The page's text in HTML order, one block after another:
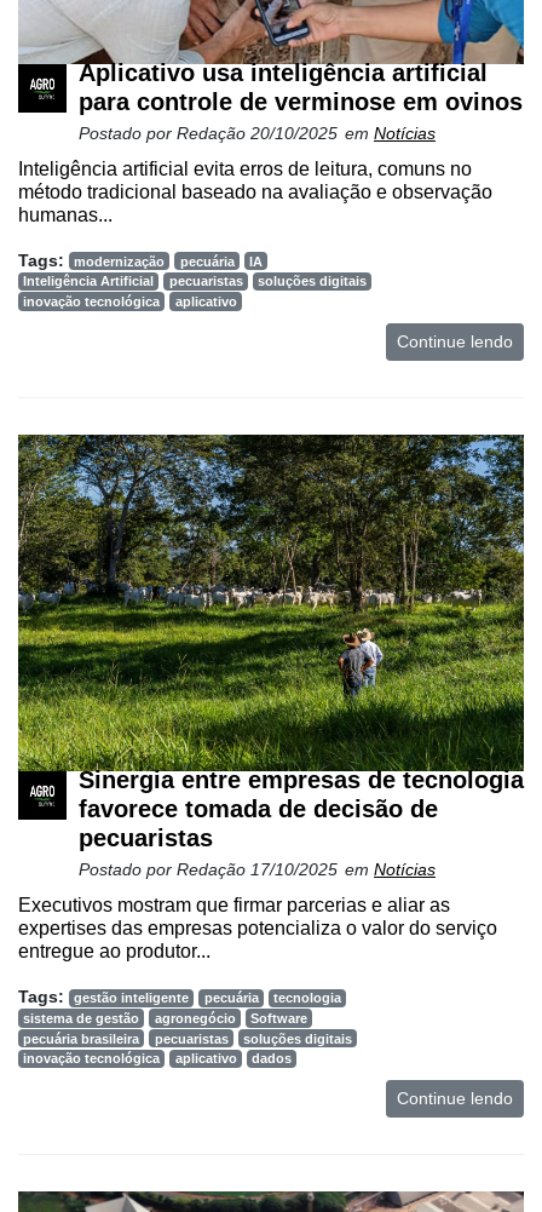
Aplicativo usa inteligência artificial
para controle de verminose em ovinos
Postado por Redação 20/10/2025 em Notícias
Inteligência artificial evita erros de leitura, comuns no
método tradicional baseado na avaliação e observação
humanas...
Tags: modernização pecuária
IA
Inteligência Artificial
pecuaristas
soluções digitais
inovação tecnológica
aplicativo
Continue lendo
Sinergia entre empresas de tecnologia
favorece tomada de decisão de
pecuaristas
Postado por Redação 17/10/2025 em Notícias
Executivos mostram que firmar parcerias e aliar as
expertises das empresas potencializa o valor do serviço
entregue ao produtor...
Tags: gestão inteligente pecuária
tecnologia
sistema de gestão
agronegócio
Software
pecuária brasileira
pecuaristas
soluções digitais
inovação tecnológica
aplicativo dados
Continue lendo